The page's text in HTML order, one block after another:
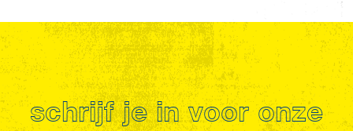
schrijf je in voor onze